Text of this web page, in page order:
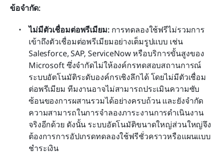
ข้อจำกัด:
ไม่มีตัวเชื่อมต่อพรีเมียม: การทดลองใช้ฟรีไม่รวมการ
เข้าถึงตัวเชื่อมต่อพรีเมียมอย่างเต็มรูปแบบ เช่น
Salesforce, SAP, ServiceNow หรือบริการขั้นสูงของ
Microsoft ซึ่งจำกัดไม่ให้องค์กรทดสอบสถานการณ์
ระบบอัตโนมัติระดับองค์กรเชิงลึกได้ โดยไม่มีตัวเชื่อม
ต่อพรีเมียม ทีมงานอาจไม่สามารถประเมินความซับ
ซ้อนของการผสานรวมได้อย่างครบถ้วน และยังจำกัด
ความสามารถในการจำลองภาระงานการดำเนินงาน
จริงอีกด้วย ดังนั้น ระบบอัตโนมัติขนาดใหญ่ส่วนใหญ่จึง
ต้องการการอัปเกรดทดลองใช้ฟรีชั่วคราวหรือแผนแบบ
ชำระเงิน